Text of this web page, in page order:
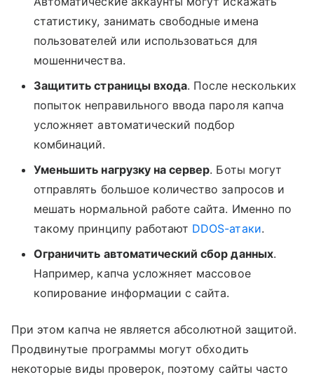
статистику, занимать свободные имена
пользователей или использоваться для
мошенничества.
Защитить страницы входа. После нескольких
попыток неправильного ввода пароля капча
усложняет автоматический подбор
комбинаций.
Уменьшить нагрузку на сервер. Боты могут
отправлять большое количество запросов и
мешать нормальной работе сайта. Именно по
такому принципу работают DDOS-атаки.
Ограничить автоматический сбор данных.
Например, капча усложняет массовое
копирование информации с сайта.
При этом капча не является абсолютной защитой.
Продвинутые программы могут обходить
некоторые виды проверок, поэтому сайты часто